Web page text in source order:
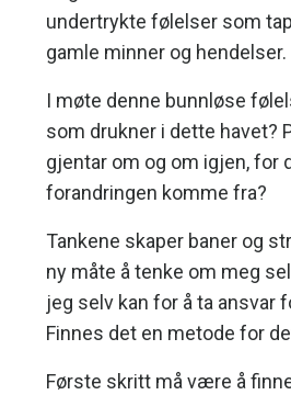
undertrykte følelser som
gamle minner og
I møte denne bunnløse
som drukner i dette havet?
gjentar om og om igjen, for
forandringen komme fra?
Tankene skaper baner og
ny måte å tenke om meg
jeg selv kan for å ta ansvar
Finnes det en metode for
Første skritt må være å